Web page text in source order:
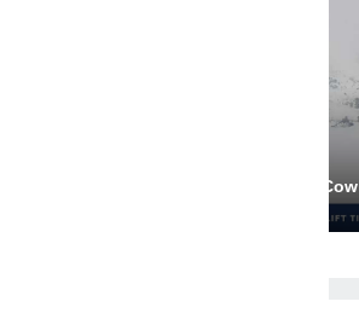
Perisher - Blue Cow